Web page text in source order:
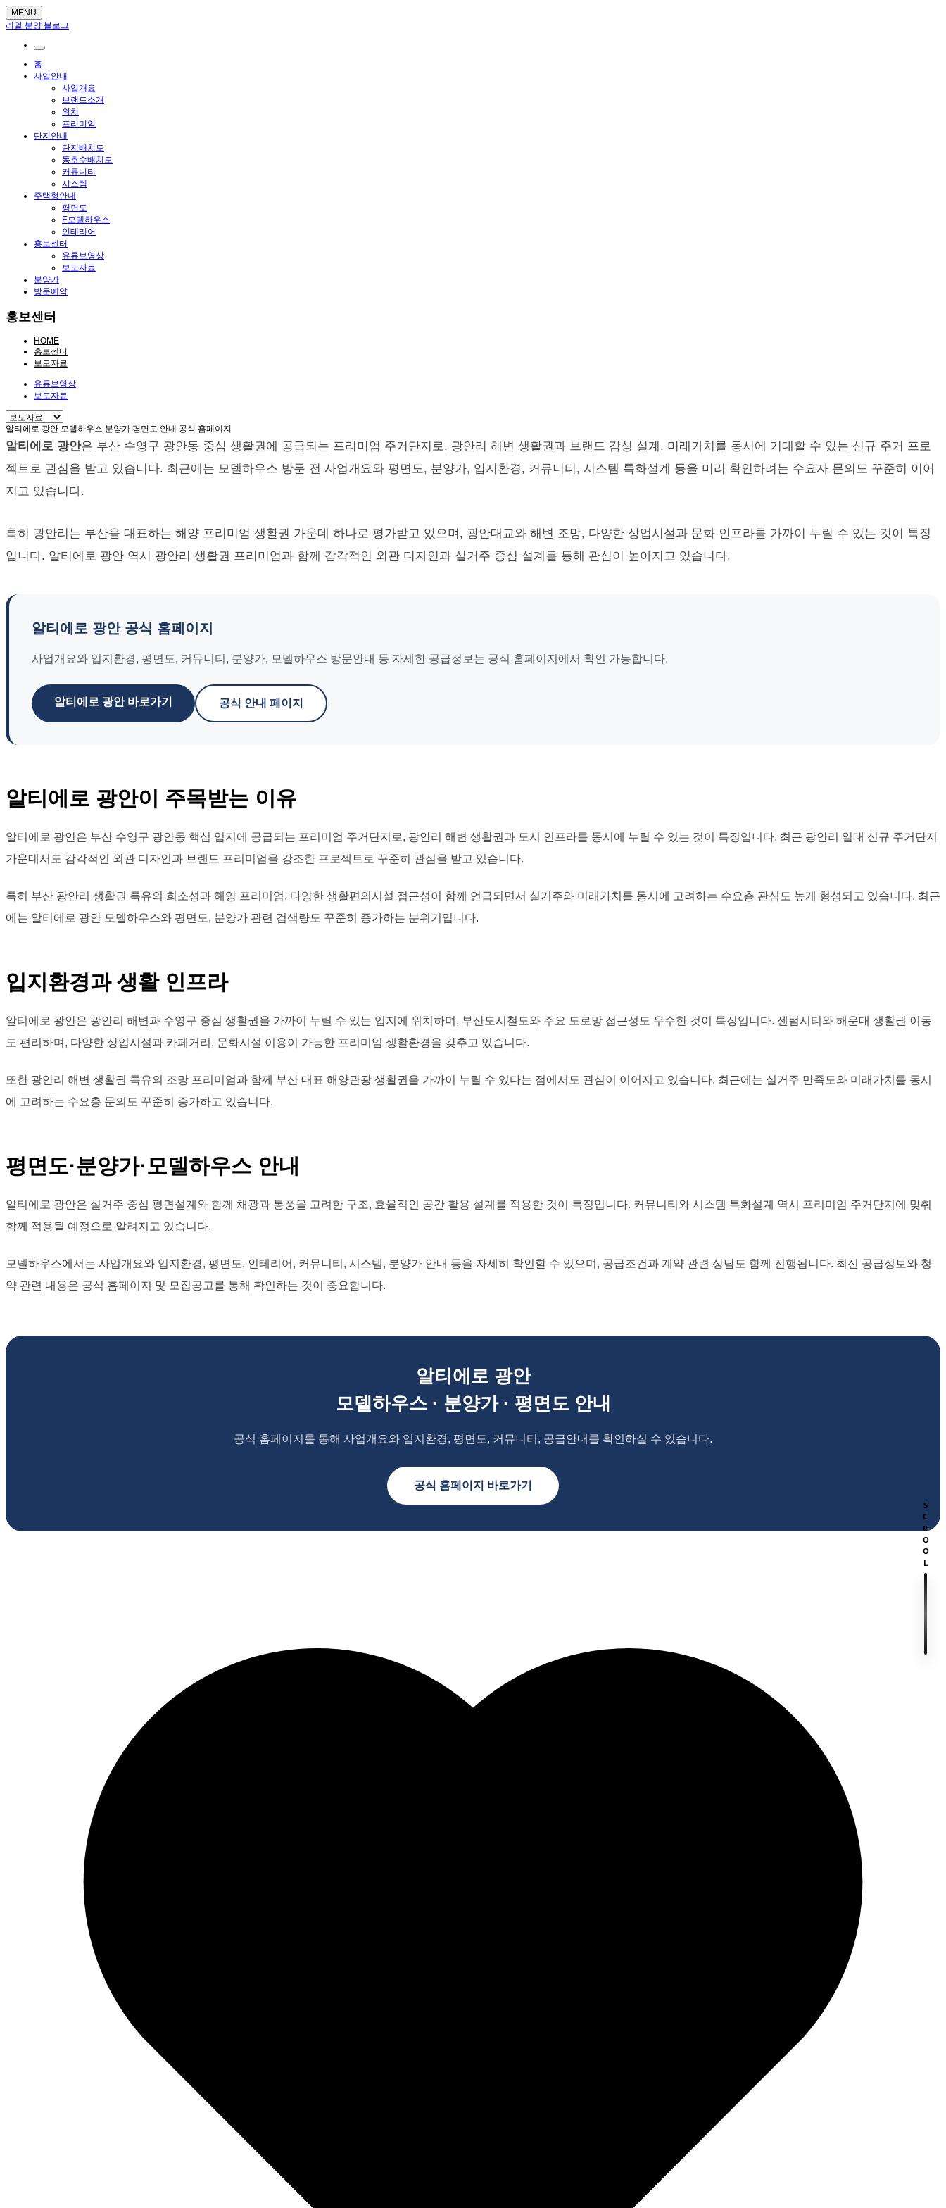
MENU
리얼 분양 블로그
홈
사업안내
사업개요
브랜드소개
위치
프리미엄
단지안내
단지배치도
동호수배치도
커뮤니티
시스템
주택형안내
평면도
E모델하우스
인테리어
홍보센터
유튜브영상
보도자료
분양가
방문예약
홍보센터
HOME
홍보센터
보도자료
유튜브영상
보도자료
알티에로 광안 모델하우스 분양가 평면도 안내 공식 홈페이지
알티에로 광안은 부산 수영구 광안동 중심 생활권에 공급되는 프리미엄 주거단지로, 광안리 해변 생활권과 브랜드 감성 설계, 미래가치를 동시에 기대할 수 있는 신규 주거 프로
젝트로 관심을 받고 있습니다. 최근에는 모델하우스 방문 전 사업개요와 평면도, 분양가, 입지환경, 커뮤니티, 시스템 특화설계 등을 미리 확인하려는 수요자 문의도 꾸준히 이어
지고 있습니다.
특히 광안리는 부산을 대표하는 해양 프리미엄 생활권 가운데 하나로 평가받고 있으며, 광안대교와 해변 조망, 다양한 상업시설과 문화 인프라를 가까이 누릴 수 있는 것이 특징
입니다. 알티에로 광안 역시 광안리 생활권 프리미엄과 함께 감각적인 외관 디자인과 실거주 중심 설계를 통해 관심이 높아지고 있습니다.
알티에로 광안 공식 홈페이지
사업개요와 입지환경, 평면도, 커뮤니티, 분양가, 모델하우스 방문안내 등 자세한 공급정보는 공식 홈페이지에서 확인 가능합니다.
알티에로 광안 바로가기 공식 안내 페이지
알티에로 광안이 주목받는 이유
알티에로 광안은 부산 수영구 광안동 핵심 입지에 공급되는 프리미엄 주거단지로, 광안리 해변 생활권과 도시 인프라를 동시에 누릴 수 있는 것이 특징입니다. 최근 광안리 일대 신규 주거단지
가운데서도 감각적인 외관 디자인과 브랜드 프리미엄을 강조한 프로젝트로 꾸준히 관심을 받고 있습니다.
특히 부산 광안리 생활권 특유의 희소성과 해양 프리미엄, 다양한 생활편의시설 접근성이 함께 언급되면서 실거주와 미래가치를 동시에 고려하는 수요층 관심도 높게 형성되고 있습니다. 최근
에는 알티에로 광안 모델하우스와 평면도, 분양가 관련 검색량도 꾸준히 증가하는 분위기입니다.
입지환경과 생활 인프라
알티에로 광안은 광안리 해변과 수영구 중심 생활권을 가까이 누릴 수 있는 입지에 위치하며, 부산도시철도와 주요 도로망 접근성도 우수한 것이 특징입니다. 센텀시티와 해운대 생활권 이동
도 편리하며, 다양한 상업시설과 카페거리, 문화시설 이용이 가능한 프리미엄 생활환경을 갖추고 있습니다.
또한 광안리 해변 생활권 특유의 조망 프리미엄과 함께 부산 대표 해양관광 생활권을 가까이 누릴 수 있다는 점에서도 관심이 이어지고 있습니다. 최근에는 실거주 만족도와 미래가치를 동시
에 고려하는 수요층 문의도 꾸준히 증가하고 있습니다.
평면도·분양가·모델하우스 안내
알티에로 광안은 실거주 중심 평면설계와 함께 채광과 통풍을 고려한 구조, 효율적인 공간 활용 설계를 적용한 것이 특징입니다. 커뮤니티와 시스템 특화설계 역시 프리미엄 주거단지에 맞춰
함께 적용될 예정으로 알려지고 있습니다.
모델하우스에서는 사업개요와 입지환경, 평면도, 인테리어, 커뮤니티, 시스템, 분양가 안내 등을 자세히 확인할 수 있으며, 공급조건과 계약 관련 상담도 함께 진행됩니다. 최신 공급정보와 청
약 관련 내용은 공식 홈페이지 및 모집공고를 통해 확인하는 것이 중요합니다.
알티에로 광안
모델하우스 · 분양가 · 평면도 안내
공식 홈페이지를 통해 사업개요와 입지환경, 평면도, 커뮤니티, 공급안내를 확인하실 수 있습니다.
공식 홈페이지 바로가기
SCROOL